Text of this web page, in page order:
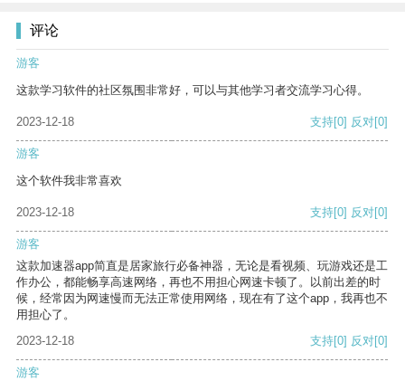
评论
游客
这款学习软件的社区氛围非常好，可以与其他学习者交流学习心得。
2023-12-18 支持[0] 反对[0]
游客
这个软件我非常喜欢
2023-12-18 支持[0] 反对[0]
游客
这款加速器app简直是居家旅行必备神器，无论是看视频、玩游戏还是工
作办公，都能畅享高速网络，再也不用担心网速卡顿了。以前出差的时
候，经常因为网速慢而无法正常使用网络，现在有了这个app，我再也不
用担心了。
2023-12-18
支持[0] 反对[0]
游客